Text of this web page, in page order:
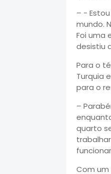
– -
mundo.
Foi uma
desistiu
Para o
Turquia
para o
–
quarto
Com um